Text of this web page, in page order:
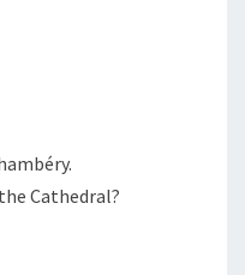
Cathedral?